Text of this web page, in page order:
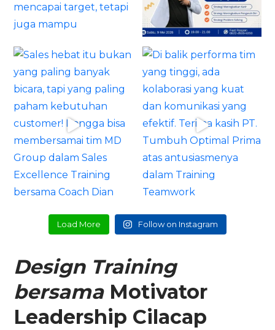
Load More Follow on Instagram
Design Training
bersama Motivator
Leadership Cilacap